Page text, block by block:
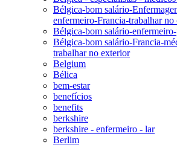
Bélgica-bom salário-
enfermeiro-Francia-trabalhar no
Bélgica-bom salário-
Bélgica-bom salário-Francia-
trabalhar no exterior
Belgium
Bélica
bem-estar
benefícios
benefits
berkshire
berkshire - enfermeiro - lar
Berlim